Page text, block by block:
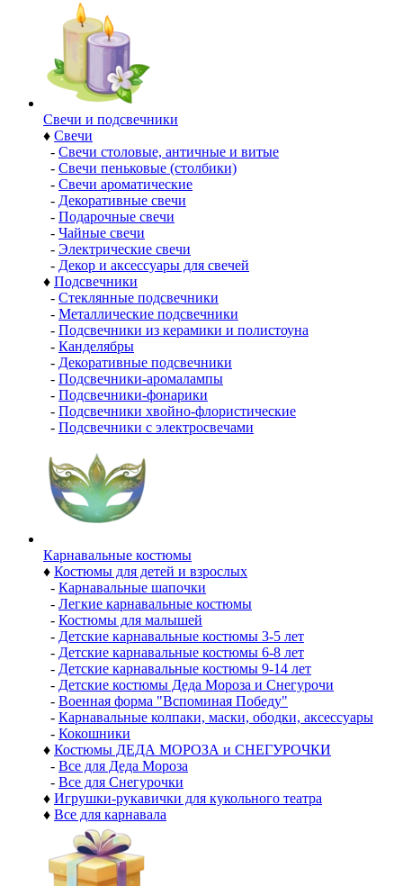
Свечи и подсвечники
♦ Свечи
- Свечи столовые, античные и витые
- Свечи пеньковые (столбики)
- Свечи ароматические
- Декоративные свечи
- Подарочные свечи
- Чайные свечи
- Электрические свечи
- Декор и аксессуары для свечей
♦ Подсвечники
- Стеклянные подсвечники
- Металлические подсвечники
- Подсвечники из керамики и полистоуна
- Канделябры
- Декоративные подсвечники
- Подсвечники-аромалампы
- Подсвечники-фонарики
- Подсвечники хвойно-флористические
- Подсвечники с электросвечами
Карнавальные костюмы
♦ Костюмы для детей и взрослых
- Карнавальные шапочки
- Легкие карнавальные костюмы
- Костюмы для малышей
- Детские карнавальные костюмы 3-5 лет
- Детские карнавальные костюмы 6-8 лет
- Детские карнавальные костюмы 9-14 лет
- Детские костюмы Деда Мороза и Снегурочи
- Военная форма "Вспоминая Победу"
- Карнавальные колпаки, маски, ободки, аксессуары
- Кокошники
♦ Костюмы ДЕДА МОРОЗА и СНЕГУРОЧКИ
- Все для Деда Мороза
- Все для Снегурочки
♦ Игрушки-рукавички для кукольного театра
♦ Все для карнавала